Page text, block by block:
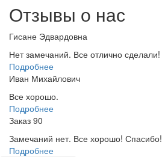
Отзывы о нас
Гисане Эдвардовна
Нет замечаний. Все отлично сделали!
Подробнее
Иван Михайлович
Все хорошо.
Подробнее
Заказ 90
Замечаний нет. Все хорошо! Спасибо!
Подробнее